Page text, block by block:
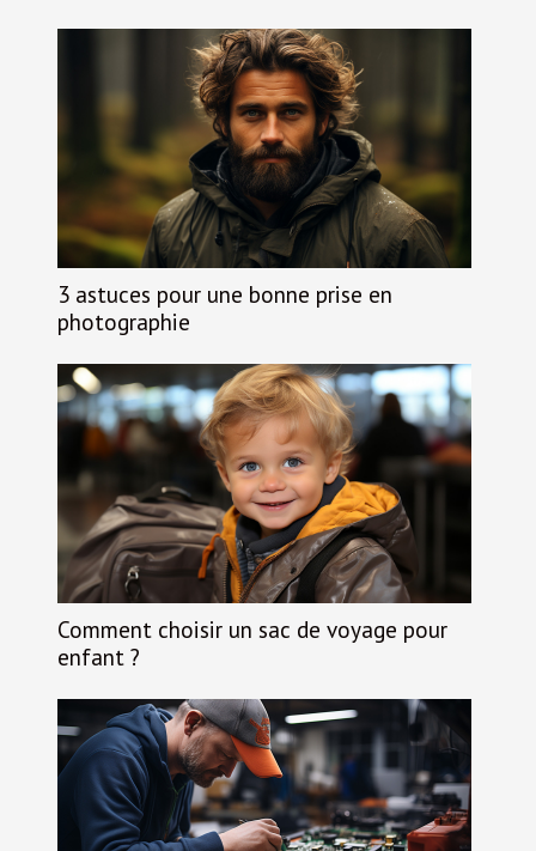
3 astuces pour une bonne prise en
photographie
Comment choisir un sac de voyage pour
enfant ?